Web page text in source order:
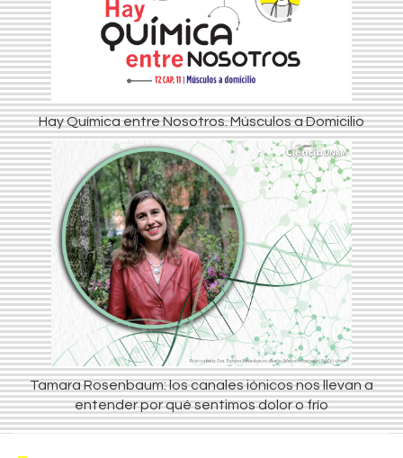
Hay Química entre Nosotros. Músculos a Domicilio
Tamara Rosenbaum: los canales iónicos nos llevan a
entender por qué sentimos dolor o frío